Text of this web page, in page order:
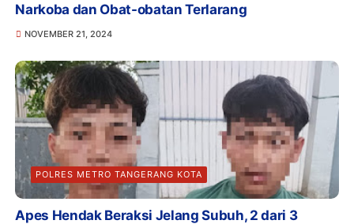
Narkoba dan Obat-obatan Terlarang
NOVEMBER 21, 2024
POLRES METRO TANGERANG KOTA
Apes Hendak Beraksi Jelang Subuh, 2 dari 3